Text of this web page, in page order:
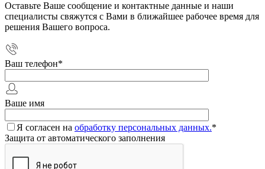
Оставьте Ваше сообщение и контактные данные и наши
специалисты свяжутся с Вами в ближайшее рабочее время для
решения Вашего вопроса.
Ваш телефон*
Ваше имя
Я согласен на обработку персональных данных.*
Защита от автоматического заполнения